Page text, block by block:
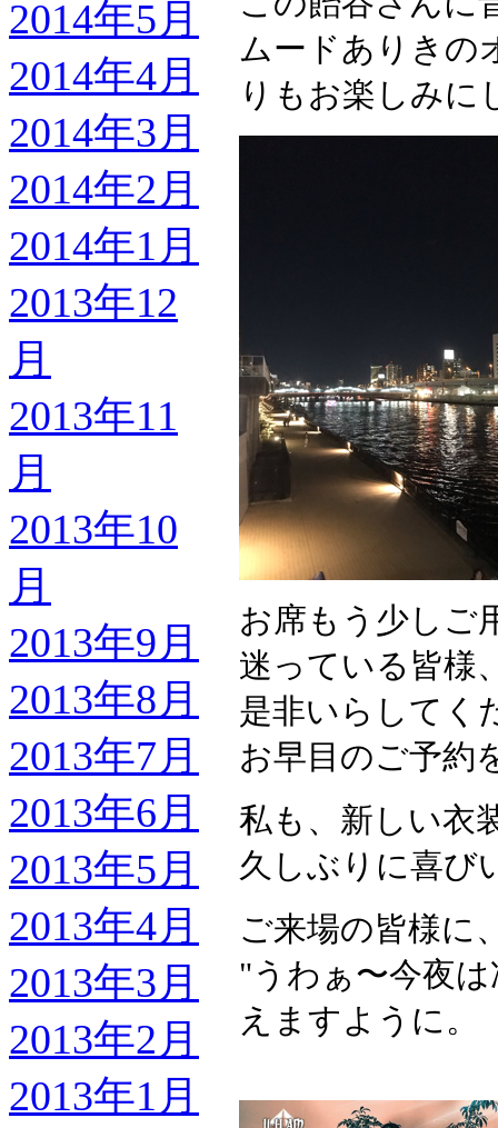
2014年5月
2014年4月
2014年3月
2014年2月
2014年1月
2013年12
月
2013年11
月
2013年10
月
2013年9月
2013年8月
2013年7月
2013年6月
2013年5月
2013年4月
2013年3月
2013年2月
2013年1月
ムードありきの
りもお楽しみに
お席もう少しご
迷っている皆様
是非いらしてく
お早目のご予約
私も、新しい衣
久しぶりに喜び
ご来場の皆様に
"うわぁ〜今夜
えますように。